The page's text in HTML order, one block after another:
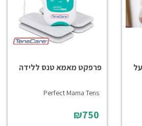
פרפקט מאמא טנס ללידה
Perfect Mama Tens
₪750